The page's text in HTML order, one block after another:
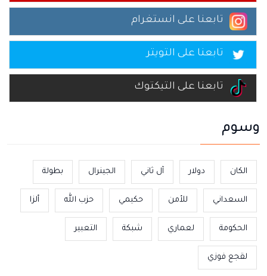
تابعنا على انستغرام
تابعنا على التويتر
تابعنا على التيكتوك
وسوم
الكان دولار آل ثاني الجينرال بطولة
السعداني للأمن حكيمي حزب الله ألزا
الحكومة لعماري شبكة التعبير
لقجع فوزي